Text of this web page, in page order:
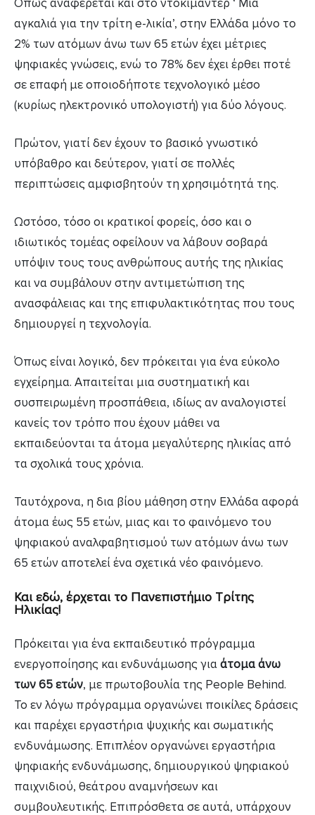
Όπως αναφέρεται και στο ντοκιμαντέρ ‘ Μια
αγκαλιά για την τρίτη e-λικία’, στην Ελλάδα μόνο το
2% των ατόμων άνω των 65 ετών έχει μέτριες
ψηφιακές γνώσεις, ενώ το 78% δεν έχει έρθει ποτέ
σε επαφή με οποιοδήποτε τεχνολογικό μέσο
(κυρίως ηλεκτρονικό υπολογιστή) για δύο λόγους.
Πρώτον, γιατί δεν έχουν το βασικό γνωστικό
υπόβαθρο και δεύτερον, γιατί σε πολλές
περιπτώσεις αμφισβητούν τη χρησιμότητά της.
Ωστόσο, τόσο οι κρατικοί φορείς, όσο και ο
ιδιωτικός τομέας οφείλουν να λάβουν σοβαρά
υπόψιν τους τους ανθρώπους αυτής της ηλικίας
και να συμβάλουν στην αντιμετώπιση της
ανασφάλειας και της επιφυλακτικότητας που τους
δημιουργεί η τεχνολογία.
Όπως είναι λογικό, δεν πρόκειται για ένα εύκολο
εγχείρημα. Απαιτείται μια συστηματική και
συσπειρωμένη προσπάθεια, ιδίως αν αναλογιστεί
κανείς τον τρόπο που έχουν μάθει να
εκπαιδεύονται τα άτομα μεγαλύτερης ηλικίας από
τα σχολικά τους χρόνια.
Ταυτόχρονα, η δια βίου μάθηση στην Ελλάδα αφορά
άτομα έως 55 ετών, μιας και το φαινόμενο του
ψηφιακού αναλφαβητισμού των ατόμων άνω των
65 ετών αποτελεί ένα σχετικά νέο φαινόμενο.
Και εδώ, έρχεται το Πανεπιστήμιο Τρίτης
Ηλικίας!
Πρόκειται για ένα εκπαιδευτικό πρόγραμμα
ενεργοποίησης και ενδυνάμωσης γιαάτομα άνω
των 65 ετών, με πρωτοβουλία της People Behind.
Το εν λόγω πρόγραμμα οργανώνει ποικίλες δράσεις
και παρέχει εργαστήρια ψυχικής και σωματικής
ενδυνάμωσης. Επιπλέον οργανώνει εργαστήρια
ψηφιακής ενδυνάμωσης, δημιουργικού ψηφιακού
παιχνιδιού, θεάτρου αναμνήσεων και
συμβουλευτικής. Επιπρόσθετα σε αυτά, υπάρχουν